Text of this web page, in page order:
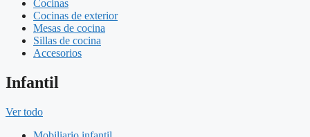
Cocinas
Cocinas de exterior
Mesas de cocina
Sillas de cocina
Accesorios
Infantil
Ver todo